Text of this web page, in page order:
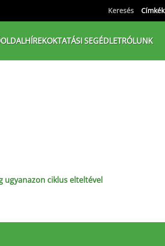
Keresés Címkék
HÍREKOKTATÁSI SEGÉDLETRÓLUNK
ugyanazon ciklus elteltével